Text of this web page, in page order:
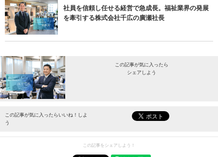
社員を信頼し任せる経営で急成長。福祉業界の発展
を牽引する株式会社千広の廣瀬社長
この記事が気に入ったら
シェアしよう
最新情報をお届けします。
この記事が気に入ったらいいね！しよ
う
この記事をシェアしよう！